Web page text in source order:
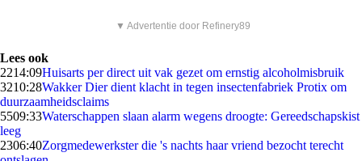
▼ Advertentie door Refinery89
Lees ook
2214:09Huisarts per direct uit vak gezet om ernstig alcoholmisbruik
3210:28Wakker Dier dient klacht in tegen insectenfabriek Protix om
duurzaamheidsclaims
5509:33Waterschappen slaan alarm wegens droogte: Gereedschapskist
leeg
2306:40Zorgmedewerkster die 's nachts haar vriend bezocht terecht